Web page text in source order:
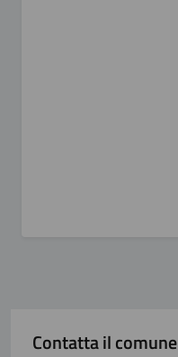
Contatta il comune